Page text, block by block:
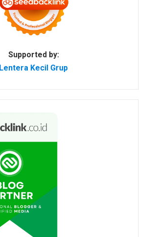
Supported by:
Lentera Kecil Grup